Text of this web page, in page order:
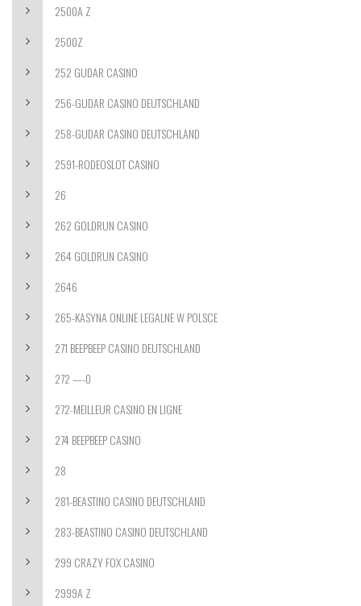
2500A Z
2500Z
252 GUDAR CASINO
256-GUDAR CASINO DEUTSCHLAND
258-GUDAR CASINO DEUTSCHLAND
2591-RODEOSLOT CASINO
26
262 GOLDRUN CASINO
264 GOLDRUN CASINO
2646
265-KASYNA ONLINE LEGALNE W POLSCE
271 BEEPBEEP CASINO DEUTSCHLAND
272 —-0
272-MEILLEUR CASINO EN LIGNE
274 BEEPBEEP CASINO
28
281-BEASTINO CASINO DEUTSCHLAND
283-BEASTINO CASINO DEUTSCHLAND
299 CRAZY FOX CASINO
2999A Z